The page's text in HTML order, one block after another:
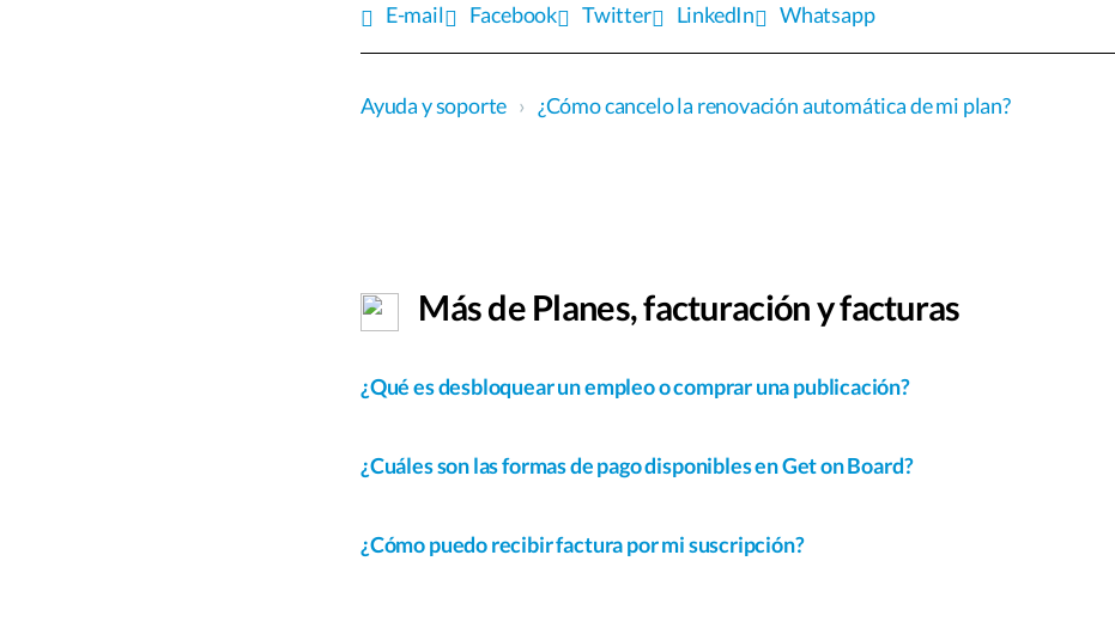
E-mail Facebook Twitter LinkedIn Whatsapp
Ayuda y soporte › ¿Cómo cancelo la renovación automática de mi plan?
Más de Planes, facturación y facturas
¿Qué es desbloquear un empleo o comprar una publicación?
¿Cuáles son las formas de pago disponibles en Get on Board?
¿Cómo puedo recibir factura por mi suscripción?